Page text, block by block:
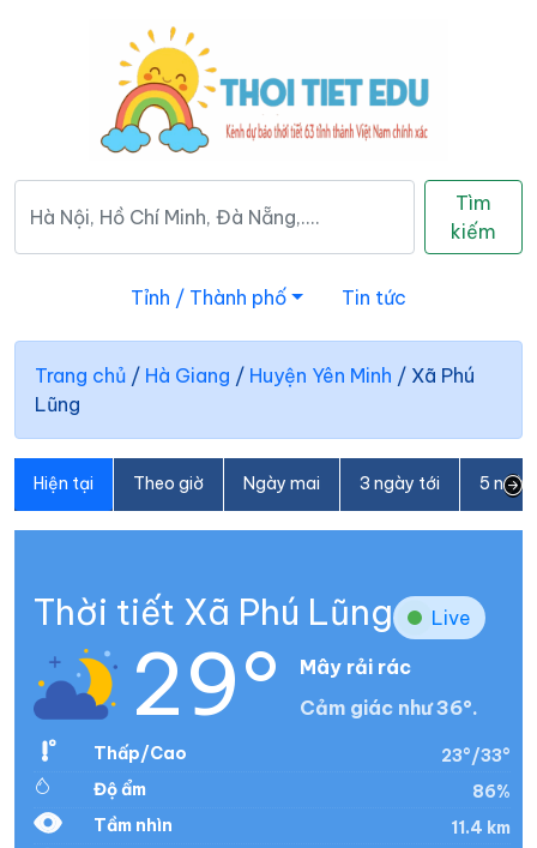
Tìm
kiếm
Tỉnh / Thành phố Tin tức
Trang chủ / Hà Giang / Huyện Yên Minh / Xã Phú
Lũng
Hiện tại Theo giờ Ngày mai 3 ngày tới 5
Thời tiết Xã Phú Lũng Live
29°
Mây rải rác
Cảm giác như 36°.
Thấp/Cao
23°/33°
Độ ẩm
86%
Tầm nhìn
11.4 km